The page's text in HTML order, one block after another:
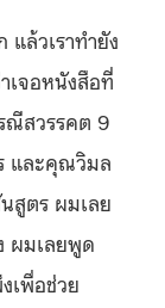
ล้วเราทำยัง
เจอหนังสือที่
ณีสวรรคต 9
และคุณวิมล
สูตร ผมเลย
ผมเลยพูด
เพื่อช่วย